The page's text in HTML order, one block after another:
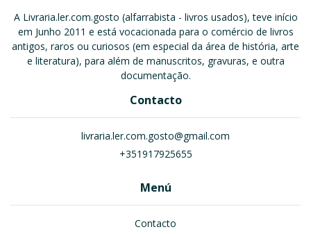
A Livraria.ler.com.gosto (alfarrabista - livros usados), teve início
em Junho 2011 e está vocacionada para o comércio de livros
antigos, raros ou curiosos (em especial da área de história, arte
e literatura), para além de manuscritos, gravuras, e outra
documentação.
Contacto
livraria.ler.com.gosto@gmail.com
+351917925655
Menú
Contacto